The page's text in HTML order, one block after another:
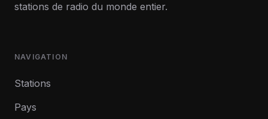
stations de radio du monde entier.
NAVIGATION
Stations
Pays